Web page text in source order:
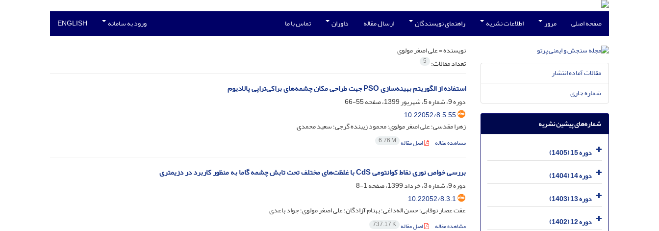
صفحه اصلی مرور اطلاعات نشریه راهنمای نویسندگان ارسال مقاله داوران تماس با ما ورود به سامانه ENGLISH
نویسنده =علی اصغر مولوی
تعداد مقالات: 5
استفاده از الگوریتم بهینه‌سازی PSO جهت طراحی مکان چشمه‌های براکی‌تراپی پالادیوم
دوره 9، شماره 5، شهریور 1399، صفحه
55-66
10.22052/8.5.55
زهرا مقدسی؛ علی اصغر مولوی؛ محمود زیبنده گرجی؛ سعید محمدی
مشاهده مقاله اصل مقاله 6.76 M
بررسی خواص نوری نقاط کوانتومی CdS با غلظت‌های مختلف تحت تابش چشمه گاما به منظور کاربرد در دزیمتری
دوره 9، شماره 3، خرداد 1399، صفحه
1-8
10.22052/8.3.1
عفت عصار نوقابی؛ حسن اله‌داغی؛ بهنام آزادگان؛ علی اصغر مولوی؛ جواد باعدی
مشاهده مقاله اصل مقاله 737.17 K
مقالات آماده انتشار
شماره جاری
شماره‌های پیشین نشریه
دوره 15 (1405)
دوره 14 (1404)
دوره 13 (1403)
دوره 12 (1402)